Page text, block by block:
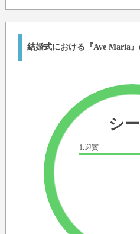
結婚式における『Ave Maria
シ
1.迎賓